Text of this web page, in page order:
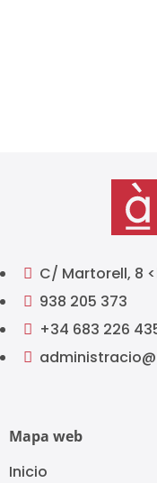
 C/ Martorell, 8
 938 205 373
 +34 683 226

Mapa web
Inicio